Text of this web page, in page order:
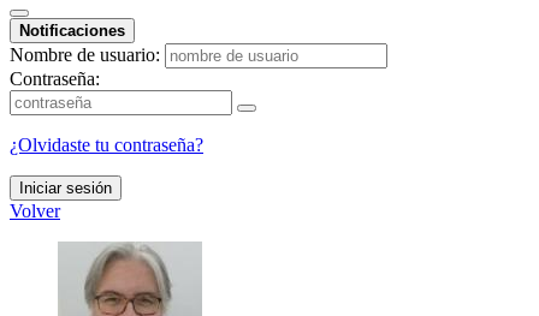
Notificaciones
Nombre de usuario:
Contraseña:
¿Olvidaste tu contraseña?
Iniciar sesión
Volver